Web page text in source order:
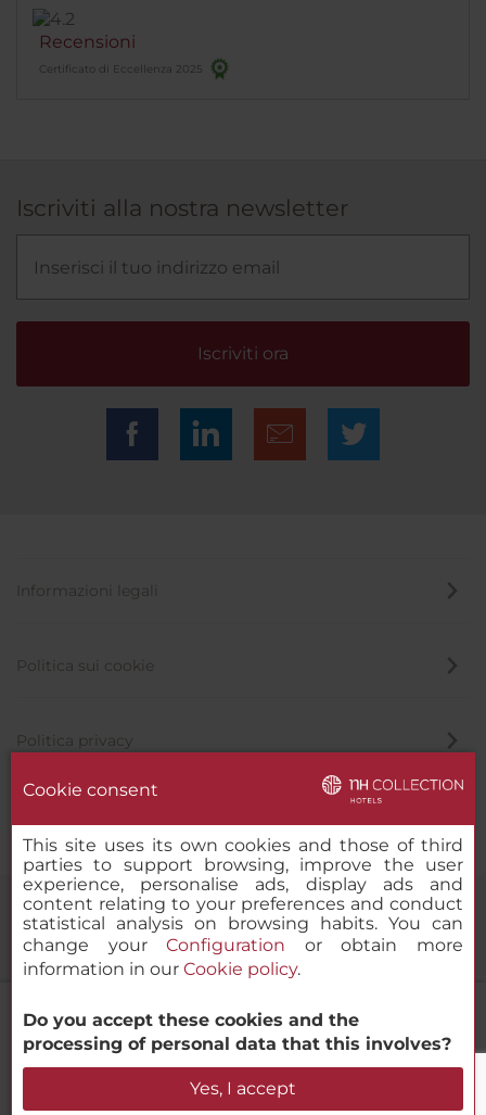
NH Collection Marbella
Verifica la disponibilità
Recensioni
Certificato di Eccellenza 2025
Iscriviti alla nostra newsletter
Iscriviti ora
Informazioni legali
Politica sui cookie
Politica privacy
© 2000-2026 MINOR HOTELS EUROPE & AMERICAS Santa Engracia
120. 28003 Madrid, Spagna
Cookie consent
This site uses its own cookies and those of third
parties to support browsing, improve the user
experience, personalise ads, display ads and
content relating to your preferences and conduct
statistical analysis on browsing habits. You can
change yourConfiguration or obtain more
information in our Cookie policy.
Do you accept these cookies and the
processing of personal data that this involves?
Yes, I accept